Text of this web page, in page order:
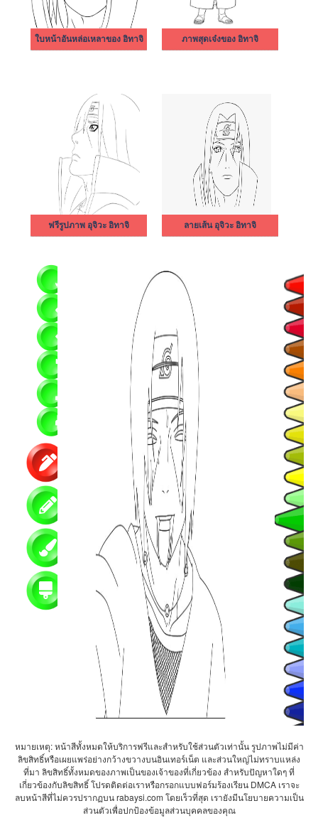
ใบหน้าอันหล่อเหลาของ อิทาจิ ภาพสุดเจ๋งของ อิทาจิ
ฟรีรูปภาพ อุจิวะ อิทาจิ ลายเส้น อุจิวะ อิทาจิ
หมายเหตุ: หน้าสีทั้งหมดให้บริการฟรีและสำหรับใช้ส่วนตัวเท่านั้น รูปภาพไม่มีค่า
ลิขสิทธิ์หรือเผยแพร่อย่างกว้างขวางบนอินเทอร์เน็ต และส่วนใหญ่ไม่ทราบแหล่ง
ที่มา ลิขสิทธิ์ทั้งหมดของภาพเป็นของเจ้าของที่เกี่ยวข้อง สำหรับปัญหาใดๆ ที่
เกี่ยวข้องกับลิขสิทธิ์ โปรดติดต่อเราหรือกรอกแบบฟอร์มร้องเรียน DMCA เราจะ
ลบหน้าสีที่ไม่ควรปรากฏบน rabaysi.com โดยเร็วที่สุด เรายังมีนโยบายความเป็น
ส่วนตัวเพื่อปกป้องข้อมูลส่วนบุคคลของคุณ